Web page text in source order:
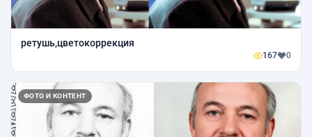
ретушь,цветокоррекция
167 0
ФОТО И КОНТЕНТ